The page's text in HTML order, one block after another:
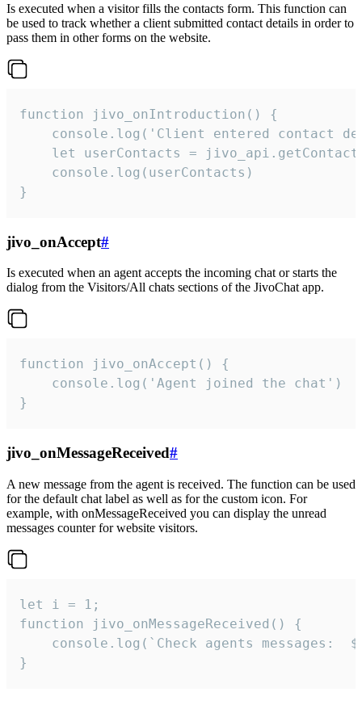
Is executed when a visitor fills the contacts form. This function can
be used to track whether a client submitted contact details in order to
pass them in other forms on the website.
function jivo_onIntroduction() {
console.log('Client entered contact
let userContacts =
    console.log(userContacts)
}
jivo_onAccept#
Is executed when an agent accepts the incoming chat or starts the
dialog from the Visitors/All chats sections of the JivoChat app.
function jivo_onAccept() {
}
jivo_onMessageReceived#
A new message from the agent is received. The function can be used
for the default chat label as well as for the custom icon. For
example, with onMessageReceived you can display the unread
messages counter for website visitors.
let i = 1;
function jivo_onMessageReceived() {
}